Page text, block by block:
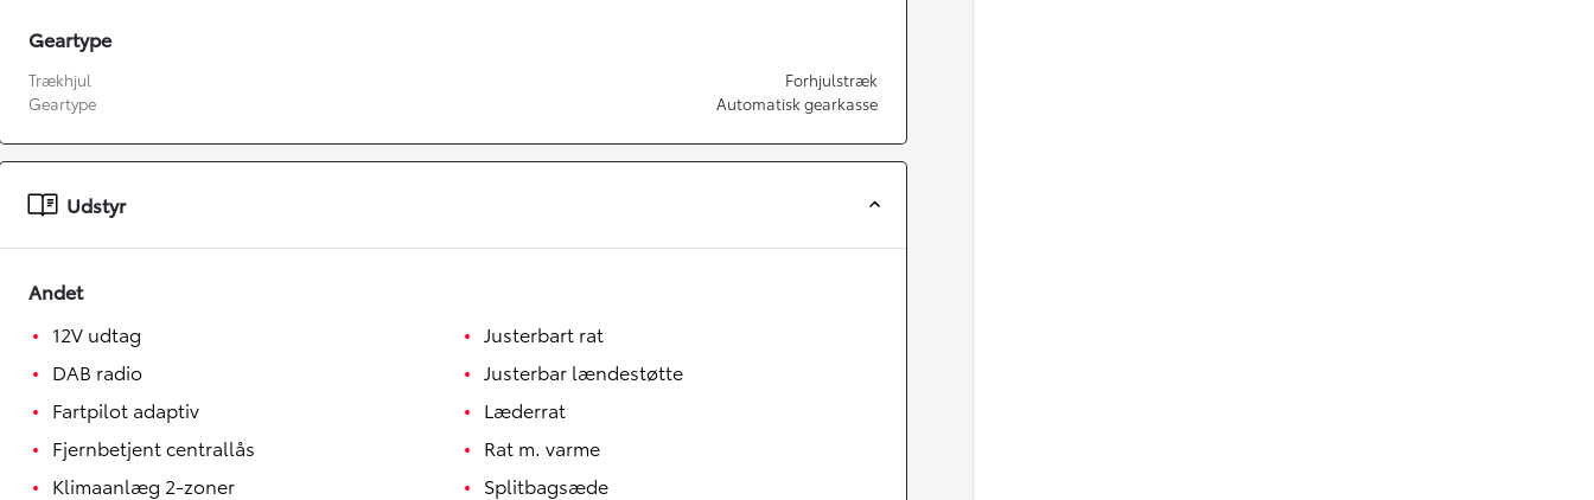
Fra kr. 349.990
Geartype
Trækhjul
Forhjulstræk
Geartype
Automatisk gearkasse
Udstyr
Andet
12V udtag
DAB radio
Fartpilot adaptiv
Fjernbetjent centrallås
Klimaanlæg 2-zoner
Justerbart rat
Justerbar lændestøtte
Læderrat
Rat m. varme
Splitbagsæde